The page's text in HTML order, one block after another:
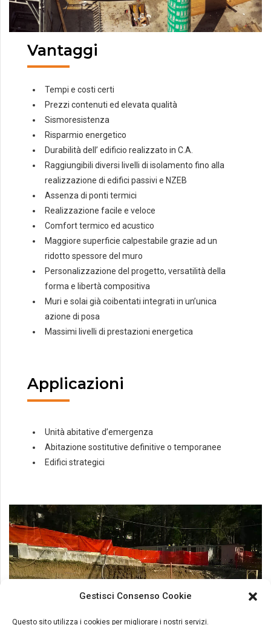
Gestisci Consenso Cookie
Questo sito utilizza i cookies per migliorare i nostri servizi.
Vantaggi
Tempi e costi certi
Prezzi contenuti ed elevata qualità
Sismoresistenza
Risparmio energetico
Durabilità dell’ edificio realizzato in C.A.
Raggiungibili diversi livelli di isolamento fino alla
realizzazione di edifici passivi e NZEB
Assenza di ponti termici
Realizzazione facile e veloce
Comfort termico ed acustico
Maggiore superficie calpestabile grazie ad un
ridotto spessore del muro
Personalizzazione del progetto, versatilità della
forma e libertà compositiva
Muri e solai già coibentati integrati in un’unica
azione di posa
Massimi livelli di prestazioni energetica
Applicazioni
Unità abitative d’emergenza
Abitazione sostitutive definitive o temporanee
Edifici strategici